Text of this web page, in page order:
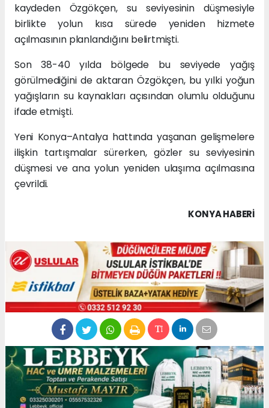
kaydeden Özgökçen, su seviyesinin düşmesiyle
birlikte yolun kısa sürede yeniden hizmete
açılmasının planlandığını belirtmişti.
Son 38-40 yılda bölgede bu seviyede yağış
görülmediğini de aktaran Özgökçen, bu yılki yoğun
yağışların su kaynakları açısından olumlu olduğunu
ifade etmişti.
Yeni Konya–Antalya hattında yaşanan gelişmelere
ilişkin tartışmalar sürerken, gözler su seviyesinin
düşmesi ve ana yolun yeniden ulaşıma açılmasına
çevrildi.
KONYA HABERİ